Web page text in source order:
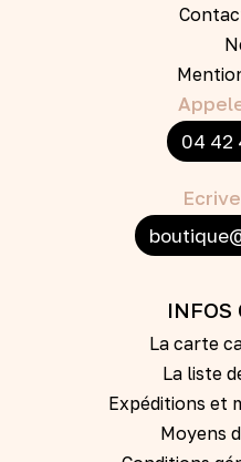
04 42
INFOS
La carte
La liste
Expéditions et
Moyens